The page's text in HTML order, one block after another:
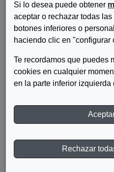
Si lo desea puede obtener
aceptar o rechazar todas
botones inferiores o
haciendo clic en "configurar
Te recordamos que puedes
cookies en cualquier
en la parte inferior izquierda
Rechazar
Autor/es:García Ochoa , Maru
El objetivo de esta colección de
de niños y niñas con
aventuras.
Descargar documento(Abre en
Materia: